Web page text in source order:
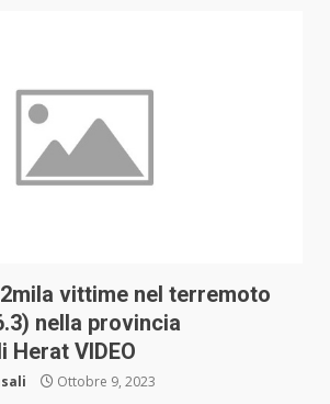
vittime nel terremoto
nella provincia
VIDEO
Ottobre 9, 2023